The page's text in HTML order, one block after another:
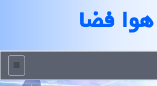
هوا فضا
منو